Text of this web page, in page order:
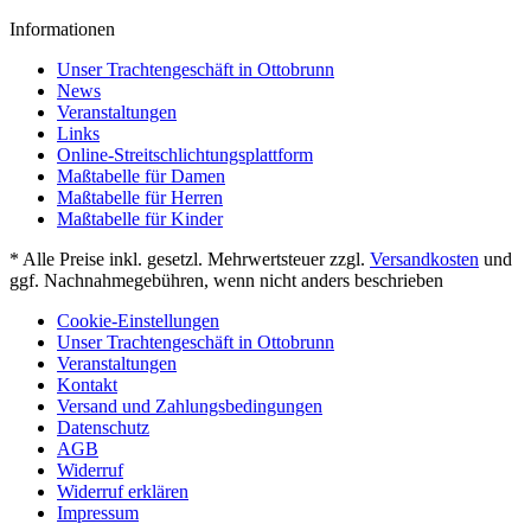
Informationen
Unser Trachtengeschäft in Ottobrunn
News
Veranstaltungen
Links
Online-Streitschlichtungsplattform
Maßtabelle für Damen
Maßtabelle für Herren
Maßtabelle für Kinder
* Alle Preise inkl. gesetzl. Mehrwertsteuer zzgl. Versandkosten und
ggf. Nachnahmegebühren, wenn nicht anders beschrieben
Cookie-Einstellungen
Unser Trachtengeschäft in Ottobrunn
Veranstaltungen
Kontakt
Versand und Zahlungsbedingungen
Datenschutz
AGB
Widerruf
Widerruf erklären
Impressum